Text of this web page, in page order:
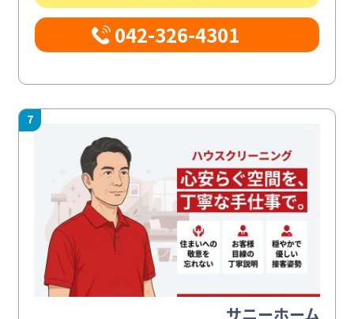
042-326-4301
7
サニーホーム